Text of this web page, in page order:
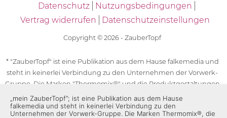
Datenschutz
Nutzungsbedingungen
Vertrag widerrufen
Datenschutzeinstellungen
Copyright © 2026 - ZauberTopf
* "ZauberTopf" ist eine Publikation aus dem Hause falkemedia und
steht in keinerlei Verbindung zu den Unternehmen der Vorwerk-
Gruppe. Die Marken "Thermomix®" und die Produktgestaltungen
des "Thermomix®" sind eingetragene Marken der Unternehmen
der Vorwerk-Gruppe. Die Marken Thermomix®, die Zeichen TM5®,
„mein ZauberTopf”; ist eine Publikation aus dem Hause
falkemedia und steht in keinerlei Verbindung zu den
Unternehmen der Vorwerk-Gruppe. Die Marken Thermomix®, die